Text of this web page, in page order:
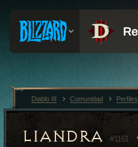
LIANDRA #1161
Diablo III Comunidad Perfiles